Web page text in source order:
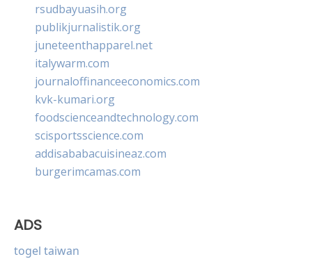
rsudbayuasih.org
publikjurnalistik.org
juneteenthapparel.net
italywarm.com
journaloffinanceeconomics.com
kvk-kumari.org
foodscienceandtechnology.com
scisportsscience.com
addisababacuisineaz.com
burgerimcamas.com
ADS
togel taiwan